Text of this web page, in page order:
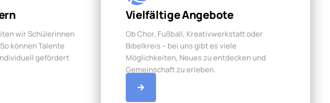
wir Schülerinnen
können Talente
gefördert
Vielfältige Angebote
Ob Chor, Fußball, Kreativwerkstatt oder
Bibelkreis – bei uns gibt es viele
Möglichkeiten, Neues zu entdecken und
Gemeinschaft zu erleben.